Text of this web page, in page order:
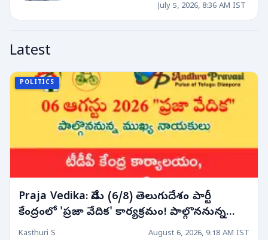
July 5, 2026, 8:36 AM IST
Latest
POLITICS
Praja Vedika: నేడు (6/8) తెలుగుదేశం పార్టీ
కేంద్రంలో 'ప్రజా వేదిక' కార్యక్రమం! పాల్గొననున్న
నాయకుల షెడ్యూల్!
Kasthuri S August 6, 2026, 9:18 AM IST